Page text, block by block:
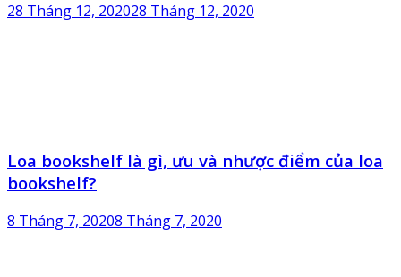
28 Tháng 12, 202028 Tháng 12, 2020
Loa bookshelf là gì, ưu và nhược điểm của loa
bookshelf?
8 Tháng 7, 20208 Tháng 7, 2020